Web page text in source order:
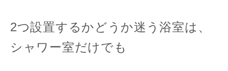
2つ設置するかどうか迷う浴室は、
シャワー室だけでも